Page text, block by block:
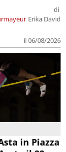
di
Erika David
il 06/08/2026
in Piazza